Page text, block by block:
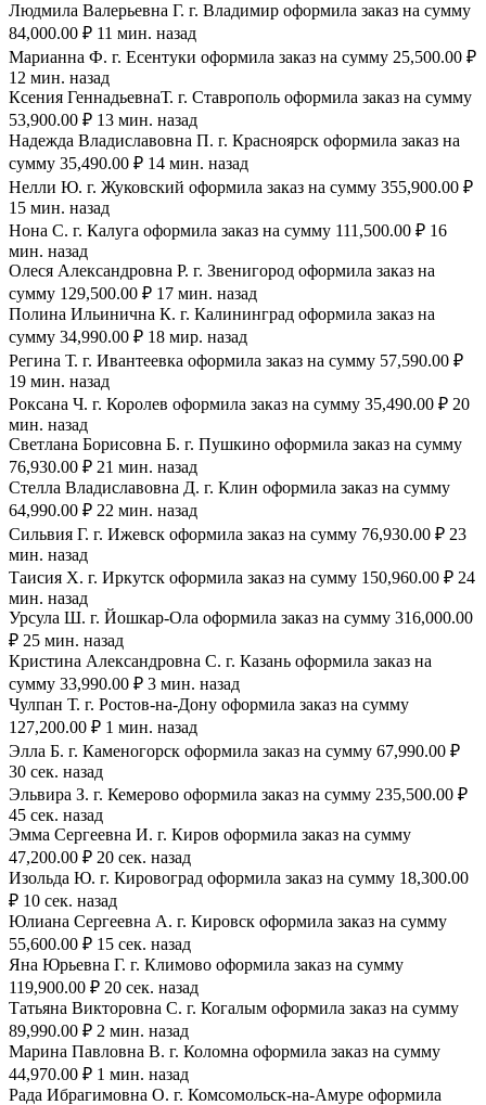
Людмила Валерьевна Г. г. Владимир оформила заказ на сумму
84,000.00 ₽ 11 мин. назад
Марианна Ф. г. Есентуки оформила заказ на сумму 25,500.00 ₽
12 мин. назад
Ксения ГеннадьевнаТ. г. Ставрополь оформила заказ на сумму
53,900.00 ₽ 13 мин. назад
Надежда Владиславовна П. г. Красноярск оформила заказ на
сумму 35,490.00 ₽ 14 мин. назад
Нелли Ю. г. Жуковский оформила заказ на сумму 355,900.00 ₽
15 мин. назад
Нона С. г. Калуга оформила заказ на сумму 111,500.00 ₽ 16
мин. назад
Олеся Александровна Р. г. Звенигород оформила заказ на
сумму 129,500.00 ₽ 17 мин. назад
Полина Ильинична К. г. Калининград оформила заказ на
сумму 34,990.00 ₽ 18 мир. назад
Регина Т. г. Ивантеевка оформила заказ на сумму 57,590.00 ₽
19 мин. назад
Роксана Ч. г. Королев оформила заказ на сумму 35,490.00 ₽ 20
мин. назад
Светлана Борисовна Б. г. Пушкино оформила заказ на сумму
76,930.00 ₽ 21 мин. назад
Стелла Владиславовна Д. г. Клин оформила заказ на сумму
64,990.00 ₽ 22 мин. назад
Сильвия Г. г. Ижевск оформила заказ на сумму 76,930.00 ₽ 23
мин. назад
Таисия Х. г. Иркутск оформила заказ на сумму 150,960.00 ₽ 24
мин. назад
Урсула Ш. г. Йошкар-Ола оформила заказ на сумму 316,000.00
₽ 25 мин. назад
Кристина Александровна С. г. Казань оформила заказ на
сумму 33,990.00 ₽ 3 мин. назад
Чулпан Т. г. Ростов-на-Дону оформила заказ на сумму
127,200.00 ₽ 1 мин. назад
Элла Б. г. Каменогорск оформила заказ на сумму 67,990.00 ₽
30 сек. назад
Эльвира З. г. Кемерово оформила заказ на сумму 235,500.00 ₽
45 сек. назад
Эмма Сергеевна И. г. Киров оформила заказ на сумму
47,200.00 ₽ 20 сек. назад
Изольда Ю. г. Кировоград оформила заказ на сумму 18,300.00
₽ 10 сек. назад
Юлиана Сергеевна А. г. Кировск оформила заказ на сумму
55,600.00 ₽ 15 сек. назад
Яна Юрьевна Г. г. Климово оформила заказ на сумму
119,900.00 ₽ 20 сек. назад
Татьяна Викторовна С. г. Когалым оформила заказ на сумму
89,990.00 ₽ 2 мин. назад
Марина Павловна В. г. Коломна оформила заказ на сумму
44,970.00 ₽ 1 мин. назад
Рада Ибрагимовна О. г. Комсомольск-на-Амуре оформила